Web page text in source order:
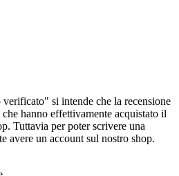
si intende che la recensione
hanno effettivamente acquistato il
Tuttavia per poter scrivere una
avere un account sul nostro shop.